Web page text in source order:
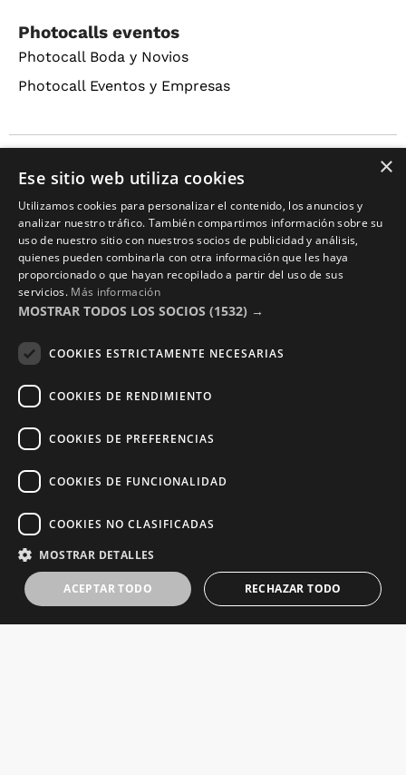
Photocalls eventos
Photocall Boda y Novios
Photocall Eventos y Empresas
Copyright © 2016 – 2026 ZonaPlotter.com. All rights
reserved.
×
Ese sitio web utiliza cookies
Utilizamos cookies para personalizar el contenido, los anuncios y
analizar nuestro tráfico. También compartimos información sobre su
uso de nuestro sitio con nuestros socios de publicidad y análisis,
quienes pueden combinarla con otra información que les haya
proporcionado o que hayan recopilado a partir del uso de sus
servicios. Más información
MOSTRAR TODOS LOS SOCIOS (1532) →
COOKIES ESTRICTAMENTE NECESARIAS
COOKIES DE RENDIMIENTO
COOKIES DE PREFERENCIAS
COOKIES DE FUNCIONALIDAD
COOKIES NO CLASIFICADAS
MOSTRAR DETALLES
ACEPTAR TODO RECHAZAR TODO